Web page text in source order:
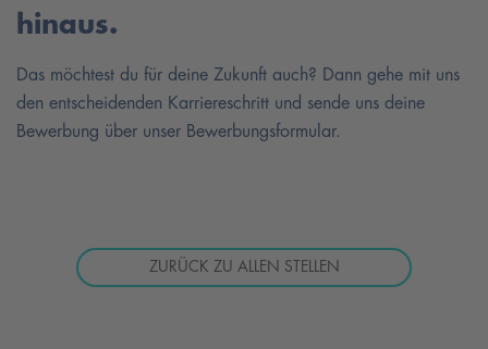
hinaus.
Das möchtest du für deine Zukunft auch? Dann gehe mit uns
den entscheidenden Karriereschritt und sende uns deine
Bewerbung über unser Bewerbungsformular.
ZURÜCK ZU ALLEN STELLEN